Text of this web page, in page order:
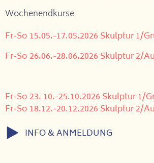
Wochenendkurse
Fr-So 15.05.-17.05.2026 Skulptur 1/
Fr-So 26.06.-28.06.2026 Skulptur 2/
Fr-So 23. 10.-25.10.2026 Skulptur 1/
Fr-So 18.12.-20.12.2026 Skulptur 2/
INFO & ANMELDUNG